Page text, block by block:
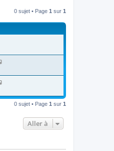
0 sujet • Page 1 sur 1
0 sujet • Page 1 sur 1
Aller à